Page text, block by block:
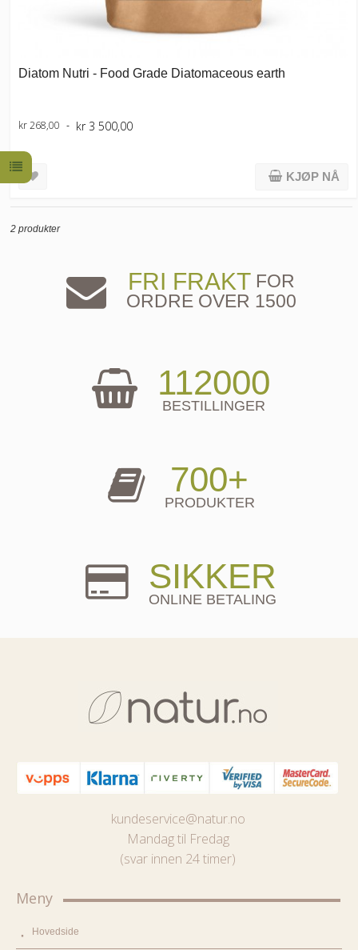
Diatom Nutri - Food Grade Diatomaceous earth
kr 268,00 kr 3 500,00
KJØP NÅ
2 produkter
FRI FRAKTFOR
ORDRE OVER 1500
112000
BESTILLINGER
700+
PRODUKTER
SIKKER
ONLINE BETALING
kundeservice@natur.no
Mandag til Fredag
(svar innen 24 timer)
Meny
Hovedside